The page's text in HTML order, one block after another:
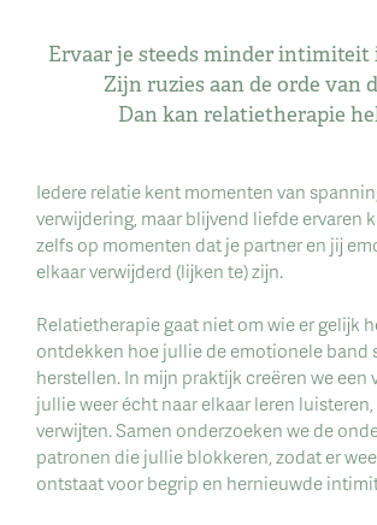
Ervaar je steeds minder intimiteit
Zijn ruzies aan de orde van
Dan kan relatietherapie
Iedere relatie kent momenten van
verwijdering, maar blijvend liefde ervaren
zelfs op momenten dat je partner en jij
elkaar verwijderd (lijken te) zijn.
Relatietherapie gaat niet om wie er gelijk
ontdekken hoe jullie de emotionele band
herstellen. In mijn praktijk creëren we een
jullie weer écht naar elkaar leren
verwijten. Samen onderzoeken we de
patronen die jullie blokkeren, zodat er
ontstaat voor begrip en hernieuwde